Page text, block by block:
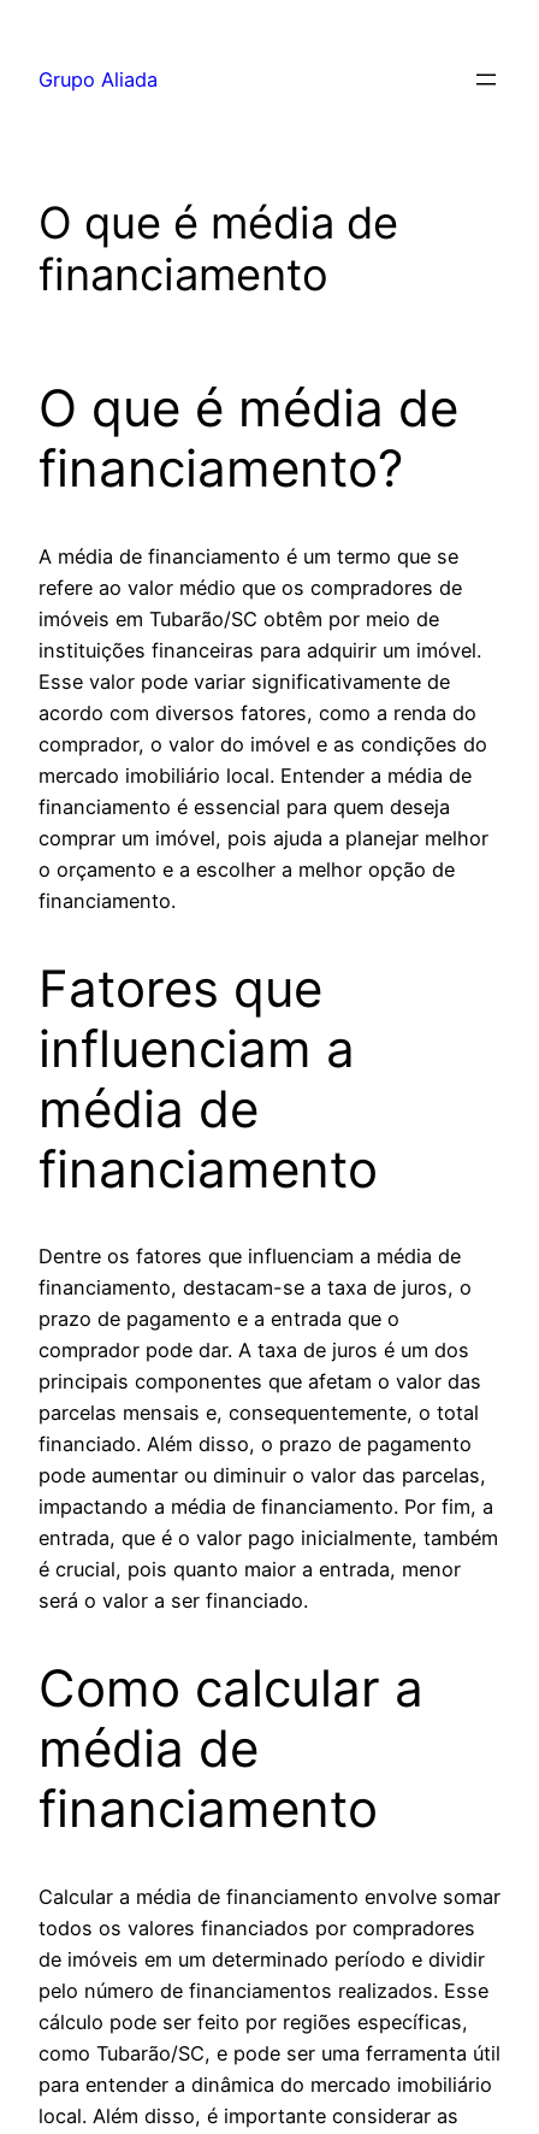
Grupo Aliada
O que é média de
financiamento
O que é média de
financiamento?
A média de financiamento é um termo que se
refere ao valor médio que os compradores de
imóveis em Tubarão/SC obtêm por meio de
instituições financeiras para adquirir um imóvel.
Esse valor pode variar significativamente de
acordo com diversos fatores, como a renda do
comprador, o valor do imóvel e as condições do
mercado imobiliário local. Entender a média de
financiamento é essencial para quem deseja
comprar um imóvel, pois ajuda a planejar melhor
o orçamento e a escolher a melhor opção de
financiamento.
Fatores que
influenciam a
média de
financiamento
Dentre os fatores que influenciam a média de
financiamento, destacam-se a taxa de juros, o
prazo de pagamento e a entrada que o
comprador pode dar. A taxa de juros é um dos
principais componentes que afetam o valor das
parcelas mensais e, consequentemente, o total
financiado. Além disso, o prazo de pagamento
pode aumentar ou diminuir o valor das parcelas,
impactando a média de financiamento. Por fim, a
entrada, que é o valor pago inicialmente, também
é crucial, pois quanto maior a entrada, menor
será o valor a ser financiado.
Como calcular a
média de
financiamento
Calcular a média de financiamento envolve somar
todos os valores financiados por compradores
de imóveis em um determinado período e dividir
pelo número de financiamentos realizados. Esse
cálculo pode ser feito por regiões específicas,
como Tubarão/SC, e pode ser uma ferramenta útil
para entender a dinâmica do mercado imobiliário
local. Além disso, é importante considerar as